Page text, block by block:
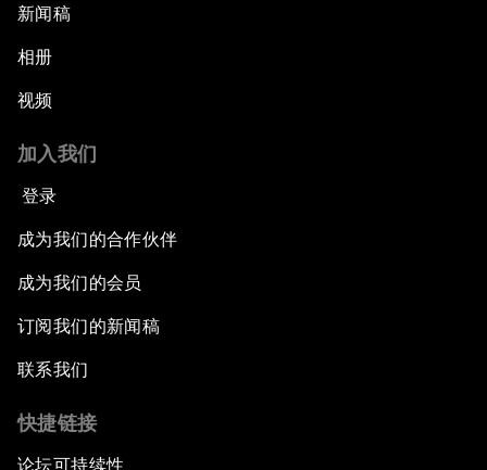
新闻稿
相册
视频
加入我们
登录
成为我们的合作伙伴
成为我们的会员
订阅我们的新闻稿
联系我们
快捷链接
论坛可持续性